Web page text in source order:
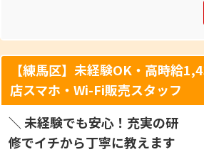
【練馬区】未経験OK・高時給
店スマホ・Wi-Fi販売スタッフ
＼ 未経験でも安心！充実の研
修でイチから丁寧に教えます